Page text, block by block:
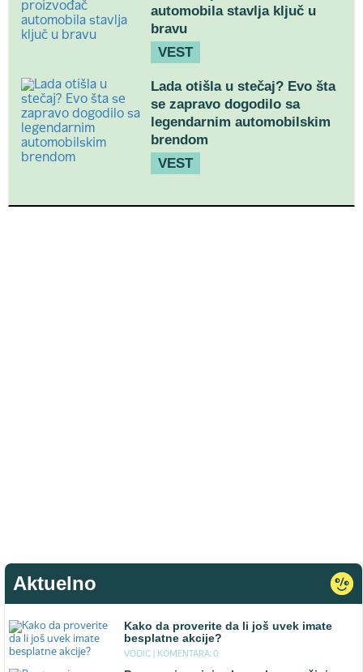
automobila stavlja ključ u
bravu
VEST
Lada otišla u stečaj? Evo šta
se zapravo dogodilo sa
legendarnim automobilskim
brendom
VEST
Aktuelno
Kako da proverite da li još uvek imate
besplatne akcije?
VODIC | KOMENTARA: 0